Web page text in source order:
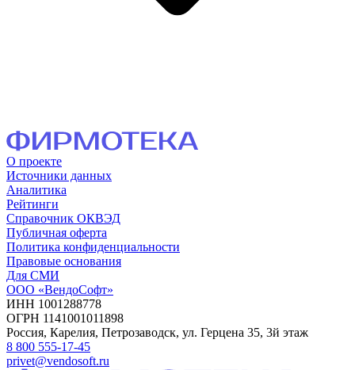
О проекте
Источники данных
Аналитика
Рейтинги
Справочник ОКВЭД
Публичная оферта
Политика конфиденциальности
Правовые основания
Для СМИ
ООО «ВендоСофт»
ИНН 1001288778
ОГРН 1141001011898
Россия, Карелия, Петрозаводск, ул. Герцена 35, 3й этаж
8 800 555-17-45
privet@vendosoft.ru